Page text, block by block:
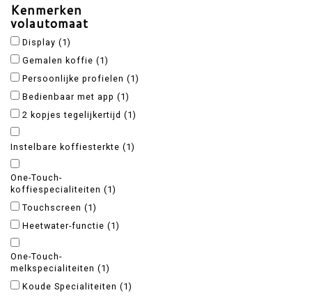
Kenmerken
volautomaat
Display (1)
Gemalen koffie (1)
Persoonlijke profielen (1)
Bedienbaar met app (1)
2 kopjes tegelijkertijd (1)
Instelbare koffiesterkte (1)
One-Touch-
koffiespecialiteiten (1)
Touchscreen (1)
Heetwater-functie (1)
One-Touch-
melkspecialiteiten (1)
Koude Specialiteiten (1)